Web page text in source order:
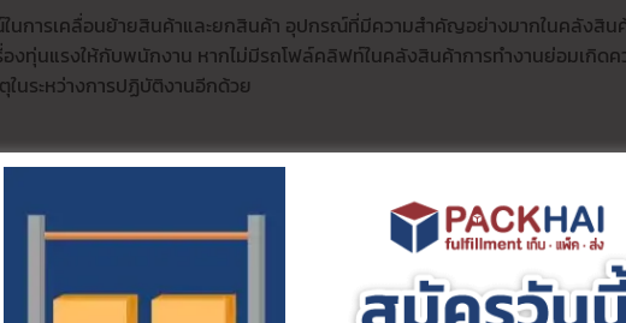
นการเคลื่อนย้ายสินค้าและยกสินค้า อุปกรณ์ที่มีความสำคัญอย่างมากในคลังสิน
องทุ่นแรงให้กับพนักงาน หากไม่มีรถโฟล์คลิฟท์ในคลังสินค้าการทำงานย่อมเกิดค
ในระหว่างการปฏิบัติงานอีกด้วย
มจำเป็นต้องใช้ในคลังสินค้าและ
ค้าจากจุดหนึ่งไปยังอีกจุดหนึ่ง อาจเป็นการลำเลียงสินค้าจากการผลิตไปสู่การบร
ร็วมากขึ้น แถมยังช่วยลดจำนวนพนักงานลดการใช้งานได้อีกด้วย